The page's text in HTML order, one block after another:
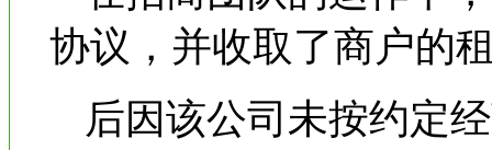
协议，并收取了商户的
后因该公司未按约定